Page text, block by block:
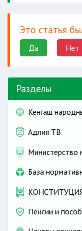
Это статья
Да Нет
Разделы
Кенгаш
Адлия ТВ
Министерство
База
Пенсии и